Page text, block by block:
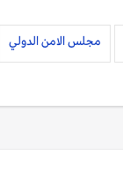
مجلس الامن الدولي